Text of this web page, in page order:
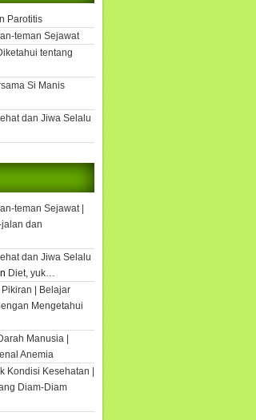
Parotitis
teman Sejawat
tentang
Si Manis
dan Jiwa Selalu
teman Sejawat |
dan
dan Jiwa Selalu
Diet, yuk…
| Belajar
Mengetahui
Manusia |
Anemia
Kondisi Kesehatan |
Diam-Diam